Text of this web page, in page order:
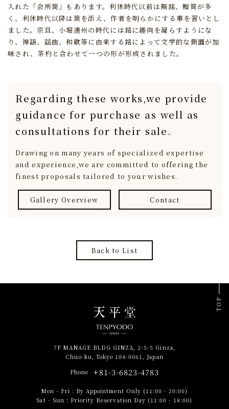
入れた「会所筒」もあります。利休時代以前は無銘、贈筒が多
く、 利休時代以降は筒を添え、作者を明らかにする事を習いとし
ました。宗旦、小堀遠州の時代には銘に趣向を凝らすようにな
り、 禅語、謡曲、和歌等に由来する銘によって文学的な側面が加
味され、茶杓と合わせて一つの形が形成されました。
Regarding these works,we provide
guidance for purchase as well as
consultations for their sale.
Drawing on many years of specialized expertise
and experience,we are committed to offering the
finest proposals tailored to your wishes.
Gallery Overview Contact
Back to List
7F MANAGE BLDG GINZA, 2-5-5 Ginza,
Chuo-ku, Tokyo 104-0061, Japan
Phone
+81-3-6823-4783
Mon - Fri : By Appointment Only (11:00 - 20:00)
Sat - Sun : Priority Reservation Day (11:00 - 18:00)
TOP